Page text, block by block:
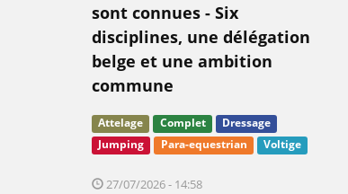
sont connues - Six
disciplines, une délégation
belge et une ambition
commune
Attelage Complet
Dressage
Jumping
Para-equestrian Voltige
27/07/2026 - 14:58